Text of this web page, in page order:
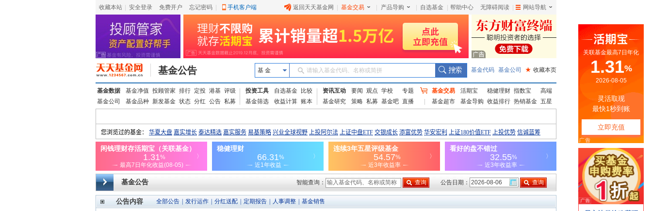
收藏本站 安全登录 免费开户 忘记密码 手机客户端 返回天天基金网 基金交易 产品导购 自选基金 帮助中心 无障碍阅读 网站导航
基金公告 基 金 请输入基金代码、名称或简拼 基金代码 基金公司 ★ 收藏本页
基金数据 基金净值 投顾管家 排行 定投 港基 评级
基金公司
基金品种 新发基金 状态 分红 公告 私募
投资工具 自选基金
比较
基金筛选
收益计算 账本
资讯互动 要闻 观点 学校
专题
基金研究
策略 私募 基金吧 直播
基金交易 活期宝 稳健理财 指数宝
高端
基金超市
基金导购 收益排行 热销基金 五星
基金公告 智能查询： 公告日期：
公告内容 全部公告 发行运作 分红送配 定期报告 人事调整 基金销售